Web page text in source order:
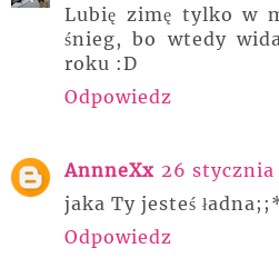
Lubię zimę tylko w
śnieg, bo wtedy
roku :D
Odpowiedz
AnnneXx 26 stycznia
jaka Ty jesteś
Odpowiedz